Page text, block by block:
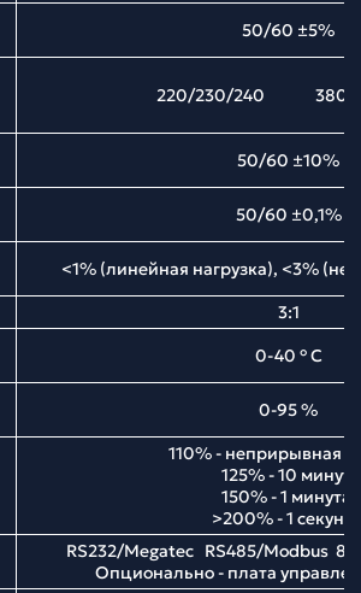
50/60 ±5%
220/230/240 380/
50/60 ±10%
50/60 ±0,1%
<1% (линейная нагрузка), <3%
3:1
0-40 ° С
0-95 %
110% - неприрывная
125% - 10 минут;
150% - 1 минута;
>200% - 1
RS232/Megatec RS485/Modbus 8
Опционально - плата